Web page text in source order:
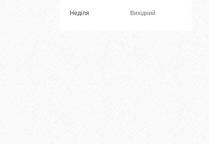
Неділя Вихідний